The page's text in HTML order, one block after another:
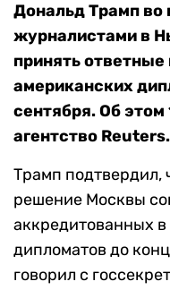
Дональд Трамп во
журналистами в
принять
американских
сентября. Об этом
агентство Reuters.
Трамп подтвердил,
решение Москвы
аккредитованных
дипломатов до
говорил с